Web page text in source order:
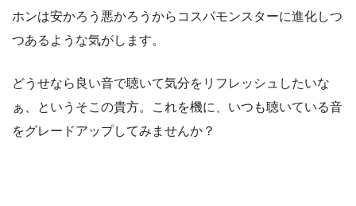
ホンは安かろう悪かろうからコスパモンスターに進化しつ
つあるような気がします。
どうせなら良い音で聴いて気分をリフレッシュしたいな
ぁ、というそこの貴方。これを機に、いつも聴いている音
をグレードアップしてみませんか？